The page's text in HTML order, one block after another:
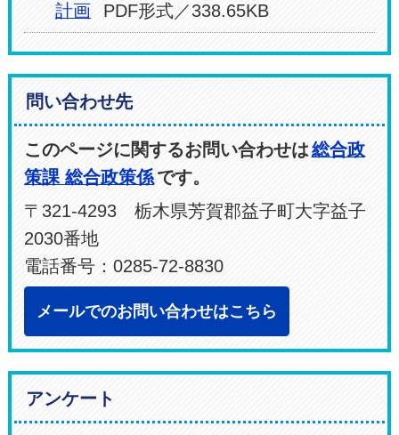
計画
PDF形式／338.65KB
問い合わせ先
このページに関するお問い合わせは総合政
策課 総合政策係です。
〒321-4293 栃木県芳賀郡益子町大字益子
2030番地
電話番号：0285-72-8830
メールでのお問い合わせはこちら
アンケート